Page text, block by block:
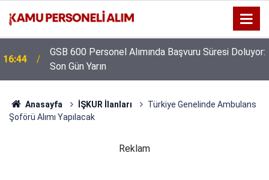
16:44
GSB 600 Personel Alımında Başvuru Süresi Doluyor:
Son Gün Yarın
Anasayfa İŞKUR İlanları
Türkiye Genelinde Ambulans
Şoförü Alımı Yapılacak
Reklam